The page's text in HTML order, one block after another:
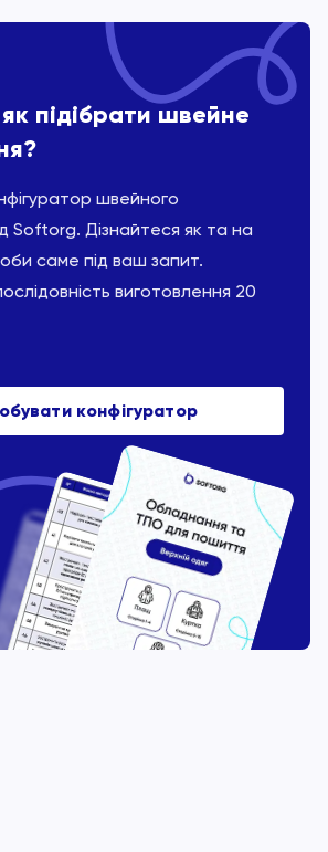
підібрати швейне
швейного
Softorg. Дізнайтеся як та на
саме під ваш запит.
виготовлення 20
конфігуратор